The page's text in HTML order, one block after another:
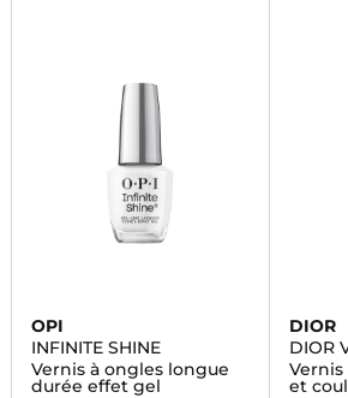
OPI
INFINITE SHINE
Vernis à ongles longue
durée effet gel
DIOR
DIOR
et